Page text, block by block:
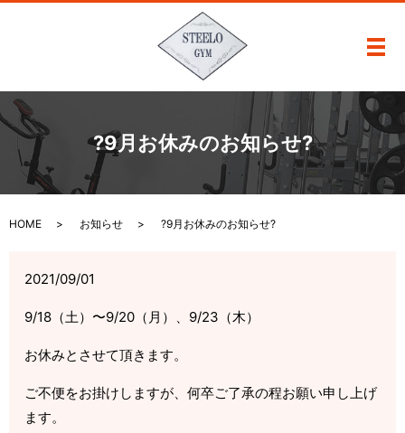
メ
?9月お休みのお知らせ?
HOME お知らせ ?9月お休みのお知らせ?
2021/09/01
9/18（土）〜9/20（月）、9/23（木）
お休みとさせて頂きます。
ご不便をお掛けしますが、何卒ご了承の程お願い申し上げ
ます。